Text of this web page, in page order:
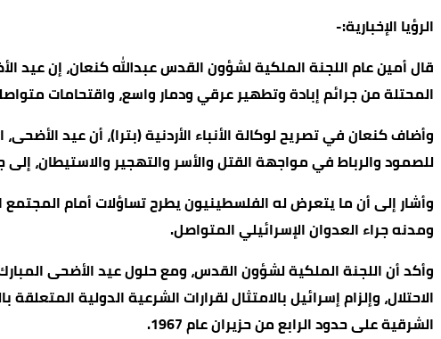
الرؤيا الإخبارية:-
قال أمين عام اللجنة الملكية لشؤون القدس عبدالله كنعان، إن
المحتلة من جرائم إبادة وتطهير عرقي ودمار واسع، واقتحامات
وأضاف كنعان في تصريح لوكالة الأنباء الأردنية (بترا)، أن عيد
للصمود والرباط في مواجهة القتل والأسر والتهجير والاستيطان،
وأشار إلى أن ما يتعرض له الفلسطينيون يطرح تساؤلات أمام
ومدنه جراء العدوان الإسرائيلي المتواصل.
وأكد أن اللجنة الملكية لشؤون القدس، ومع حلول عيد الأضحى
الاحتلال، وإلزام إسرائيل بالامتثال لقرارات الشرعية الدولية
الشرقية على حدود الرابع من حزيران عام 1967.